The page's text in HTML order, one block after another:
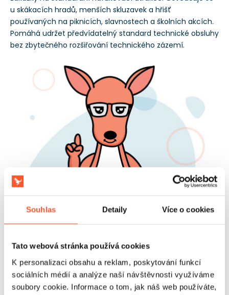
Souhlas Detaily Více o cookies
Tato webová stránka používá cookies
K personalizaci obsahu a reklam, poskytování funkcí
sociálních médií a analýze naší návštěvnosti využíváme
soubory cookie. Informace o tom, jak náš web používáte,
u skákacích hradů, menších skluzavek a hřišť
používaných na piknicích, slavnostech a školních akcích.
Pomáhá udržet předvídatelný standard technické obsluhy
bez zbytečného rozšiřování technického zázemí.